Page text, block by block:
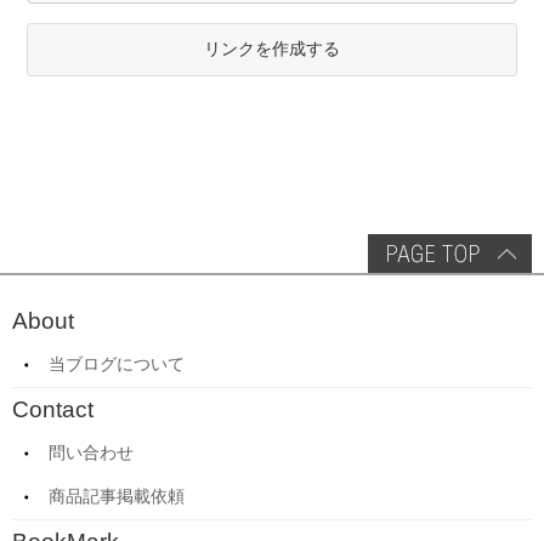
リンクを作成する
About
当ブログについて
Contact
問い合わせ
商品記事掲載依頼